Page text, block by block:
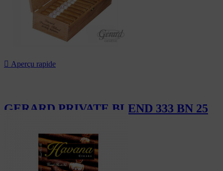
 Aperçu rapide
GERARD PRIVATE BLEND 333 BN 25